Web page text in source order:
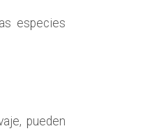
especies
pueden